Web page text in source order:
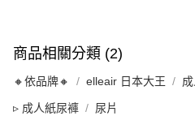
商品相關分類 (2)
🔸依品牌🔸 elleair 日本大王
▹ 成人紙尿褲 尿片